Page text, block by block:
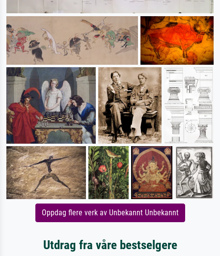
Oppdag flere verk av Unbekannt Unbekannt
Utdrag fra våre bestselgere